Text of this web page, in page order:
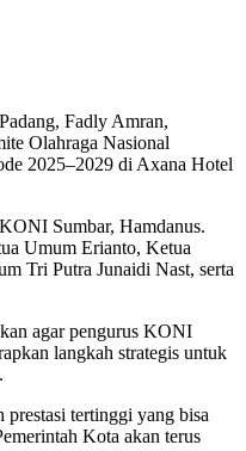
Fadly Amran,
Olahraga Nasional
2025–2029 di Axana Hotel
Sumbar, Hamdanus.
Umum Erianto, Ketua
Tri Putra Junaidi Nast, serta
agar pengurus KONI
langkah strategis untuk
tertinggi yang bisa
Kota akan terus